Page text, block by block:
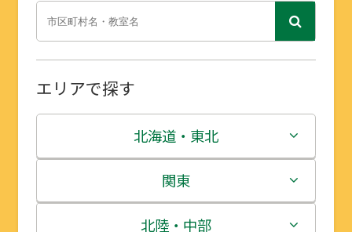
エリアで探す
北海道・東北
北海道
青森県
関東
茨城県
北陸・中部